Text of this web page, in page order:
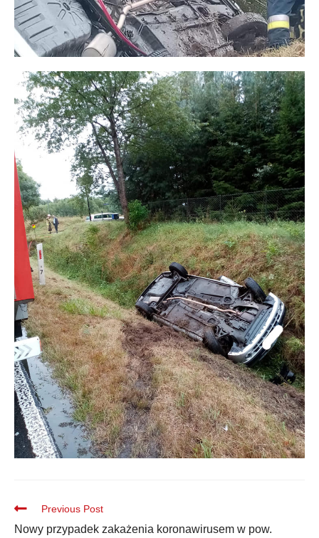
Previous Post
Nowy przypadek zakażenia koronawirusem w pow.